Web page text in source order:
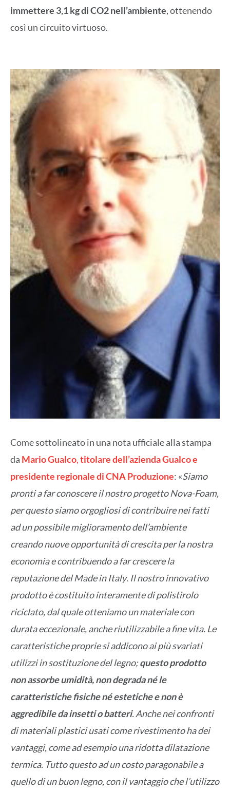
immettere 3,1 kg di CO2 nell’ambiente, ottenendo
così un circuito virtuoso.
Come sottolineato in una nota ufficiale alla stampa
da Mario Gualco,titolare dell’azienda Gualco e
presidente regionale di CNA Produzione: «Siamo
pronti a far conoscere il nostro progetto Nova-Foam,
per questo siamo orgogliosi di contribuire nei fatti
ad un possibile miglioramento dell’ambiente
creando nuove opportunità di crescita per la nostra
economia e contribuendo a far crescere la
reputazione del Made in Italy. Il nostro innovativo
prodotto è costituito interamente di polistirolo
riciclato, dal quale otteniamo un materiale con
durata eccezionale, anche riutilizzabile a fine vita. Le
caratteristiche proprie si addicono ai più svariati
utilizzi in sostituzione del legno;questo prodotto
non assorbe umidità, non degrada né le
caratteristiche fisiche né estetiche e non è
aggredibile da insetti o batteri. Anche nei confronti
di materiali plastici usati come rivestimento ha dei
vantaggi, come ad esempio una ridotta dilatazione
termica. Tutto questo ad un costo paragonabile a
quello di un buon legno, con il vantaggio che l’utilizzo